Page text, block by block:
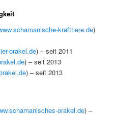
krafttiere.de)
orakel.de) – seit 2011
) – seit 2013
) – seit 2013
orakel.de) –